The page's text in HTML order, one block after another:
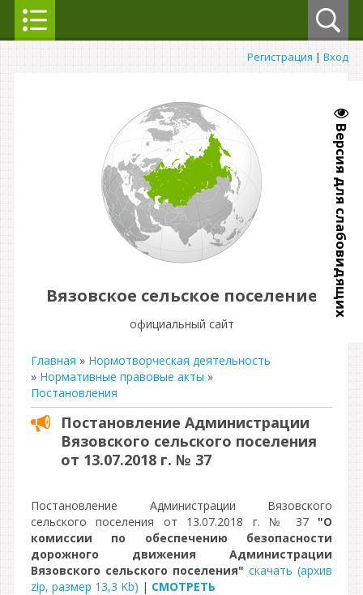
Версия для слабовидящих
Регистрация | Вход
Вязовское сельское поселение
официальный сайт
Главная » Нормотворческая деятельность
» Нормативные правовые акты »
Постановления
Постановление Администрации
Вязовского сельского поселения
от 13.07.2018 г. № 37
Постановление Администрации Вязовского
сельского поселения от 13.07.2018 г. № 37 "О
комиссии по обеспечению безопасности
дорожного движения Администрации
Вязовского сельского поселения" скачать (архив
zip, размер 13,3 Kb) | СМОТРЕТЬ